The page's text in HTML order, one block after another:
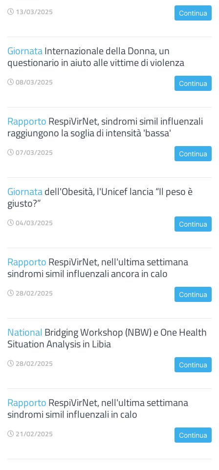
13/03/2025 Continua
GiornataInternazionale della Donna, un
questionario in aiuto alle vittime di violenza
08/03/2025 Continua
RapportoRespiVirNet, sindromi simil influenzali
raggiungono la soglia di intensità 'bassa'
07/03/2025 Continua
Giornatadell'Obesità, l'Unicef lancia “Il peso è
giusto?”
04/03/2025 Continua
RapportoRespiVirNet, nell'ultima settimana
sindromi simil influenzali ancora in calo
28/02/2025 Continua
National Bridging Workshop (NBW) e One Health
Situation Analysis in Libia
28/02/2025 Continua
RapportoRespiVirNet, nell'ultima settimana
sindromi simil influenzali in calo
21/02/2025 Continua